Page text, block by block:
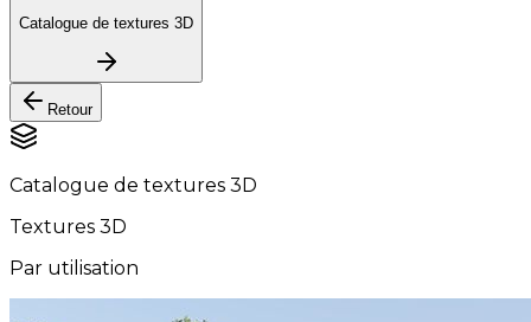
Catalogue de textures 3D
Retour
Catalogue de textures 3D
Textures 3D
Par utilisation